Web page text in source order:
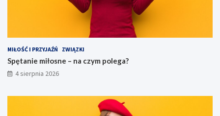
MIŁOŚĆ I PRZYJAŹŃ ZWIĄZKI
Spętanie miłosne – na czym polega?
4 sierpnia 2026